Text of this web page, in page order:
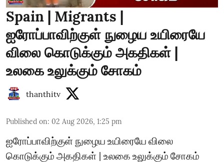
Spain | Migrants |
ஐரோப்பாவிற்குள் நுழைய உயிரையே
விலை கொடுக்கும் அகதிகள் |
உலகை உலுக்கும் சோகம்
thanthitv
Published on: 02 Aug 2026, 1:25 pm
ஐரோப்பாவிற்குள் நுழைய உயிரையே விலை
கொடுக்கும் அகதிகள் | உலகை உலுக்கும் சோகம்